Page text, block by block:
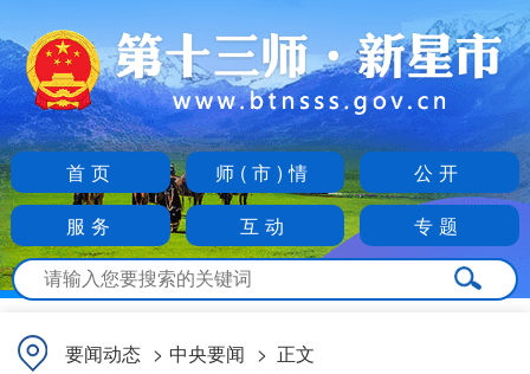
首页 师(市)情
公开
服务
互动 专题
要闻动态 > 中央要闻 > 正文